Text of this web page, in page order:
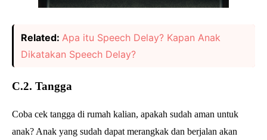
Related: Apa itu Speech Delay? Kapan Anak
Dikatakan Speech Delay?
C.2. Tangga
Coba cek tangga di rumah kalian, apakah sudah aman untuk
anak? Anak yang sudah dapat merangkak dan berjalan akan